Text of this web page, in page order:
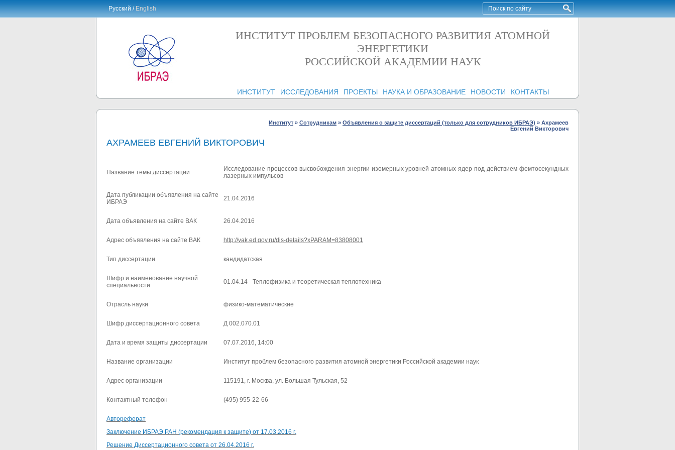
Русский /English
ИНСТИТУТ ПРОБЛЕМ БЕЗОПАСНОГО РАЗВИТИЯ АТОМНОЙ
ЭНЕРГЕТИКИ
РОССИЙСКОЙ АКАДЕМИИ НАУК
ИНСТИТУТ ИССЛЕДОВАНИЯ ПРОЕКТЫ НАУКА И ОБРАЗОВАНИЕ НОВОСТИ КОНТАКТЫ
Институт » Сотрудникам » Объявления о защите диссертаций (только для сотрудников ИБРАЭ) » Ахрамеев
Евгений Викторович
АХРАМЕЕВ ЕВГЕНИЙ ВИКТОРОВИЧ
Название темы диссертации
Исследование процессов высвобождения энергии изомерных уровней атомных ядер под действием фемтосекундных
лазерных импульсов
Дата публикации объявления на сайте
ИБРАЭ
21.04.2016
Дата объявления на сайте ВАК 26.04.2016
Адрес объявления на сайте ВАК http://vak.ed.gov.ru/dis-details?xPARAM=83808001
Тип диссертации кандидатская
Шифр и наименование научной
специальности
01.04.14 - Теплофизика и теоретическая теплотехника
Отрасль науки физико-математические
Шифр диссертационного совета Д 002.070.01
Дата и время защиты диссертации 07.07.2016, 14:00
Название организации Институт проблем безопасного развития атомной энергетики Российской академии наук
Адрес организации 115191, г. Москва, ул. Большая Тульская, 52
Контактный телефон (495) 955-22-66
Автореферат
Заключение ИБРАЭ РАН (рекомендация к защите) от 17.03.2016 г.
Решение Диссертационного совета от 26.04.2016 г.